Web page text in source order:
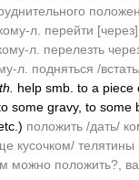
л. перейти
л. перелезть
л. подняться /
help smb. to a piece
some gravy, to some
положить /дать/
кусочком/ телятины
можно положить?,